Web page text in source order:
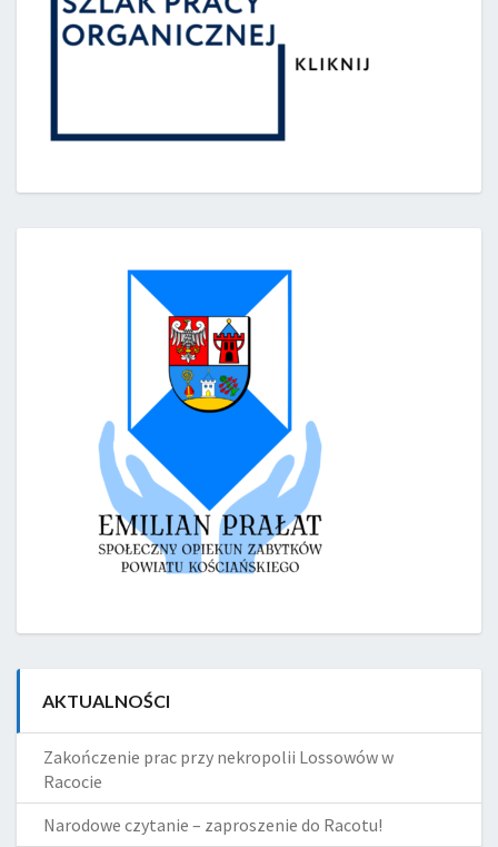
AKTUALNOŚCI
Zakończenie prac przy nekropolii Lossowów w
Racocie
Narodowe czytanie – zaproszenie do Racotu!